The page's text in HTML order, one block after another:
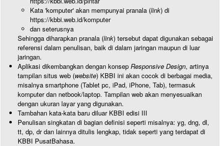
Kata 'komputer' akan mempunyai pranala (link) di
https://kbbi.web.id/komputer
dan seterusnya
Sehingga diharapkan pranala (link) tersebut dapat digunakan sebagai
referensi dalam penulisan, baik di dalam jaringan maupun di luar
jaringan.
Aplikasi dikembangkan dengan konsep Responsive Design, artinya
tampilan situs web (website) KBBI ini akan cocok di berbagai media,
misalnya smartphone (Tablet pc, iPad, iPhone, Tab), termasuk
komputer dan netbook/laptop. Tampilan web akan menyesuaikan
dengan ukuran layar yang digunakan.
Tambahan kata-kata baru diluar KBBI edisi III
Penulisan singkatan di bagian definisi seperti misalnya: yg, dng, dl,
tt, dp, dr dan lainnya ditulis lengkap, tidak seperti yang terdapat di
KBBI PusatBahasa.